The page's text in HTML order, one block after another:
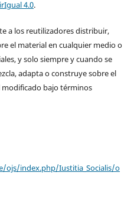
4.0.
a los reutilizadores distribuir,
el material en cualquier medio o
y solo siempre y cuando se
adapta o construye sobre el
modificado bajo términos
ojs/index.php/Iustitia_Socialis/o